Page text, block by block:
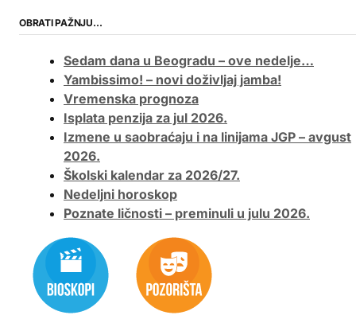
OBRATI PAŽNJU…
Sedam dana u Beogradu – ove nedelje…
Yambissimo! – novi doživljaj jamba!
Vremenska prognoza
Isplata penzija za jul 2026.
Izmene u saobraćaju i na linijama JGP – avgust
2026.
Školski kalendar za 2026/27.
Nedeljni horoskop
Poznate ličnosti – preminuli u julu 2026.